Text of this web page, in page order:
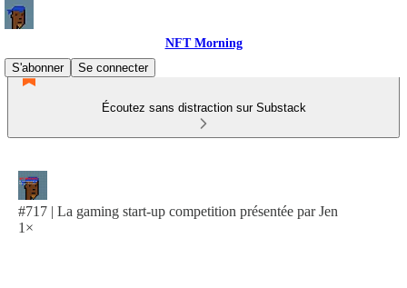
NFT Morning
S'abonner
Se connecter
Écoutez sans distraction sur Substack
#717 | La gaming start-up competition présentée par Jen
1×